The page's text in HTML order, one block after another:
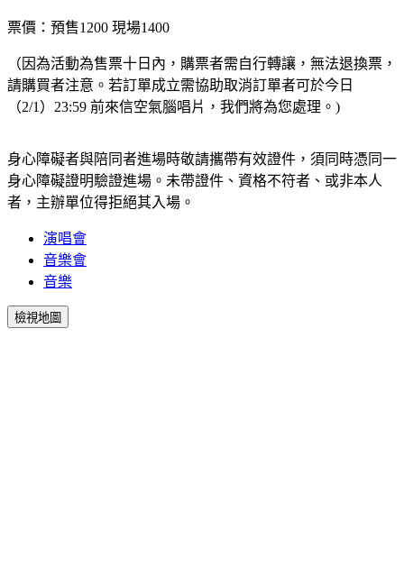
票價：預售1200 現場1400
（因為活動為售票十日內，購票者需自行轉讓，無法退換票，
請購買者注意。若訂單成立需協助取消訂單者可於今日
（2/1）23:59 前來信空氣腦唱片，我們將為您處理。)
身心障礙者與陪同者進場時敬請攜帶有效證件，須同時憑同一
身心障礙證明驗證進場。未帶證件、資格不符者、或非本人
者，主辦單位得拒絕其入場。
演唱會
音樂會
音樂
檢視地圖